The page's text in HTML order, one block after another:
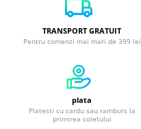
TRANSPORT GRATUIT
Pentru comenzi mai mari de 399 lei
plata
Platesti cu cardu sau ramburs la
primirea coletului